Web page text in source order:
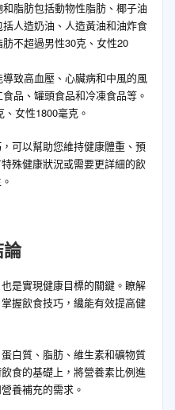
脂肪包括動物性脂肪、椰子油
人造奶油、人造黃油和油炸食
不超過男性30克、女性20
致高血壓、心臟病和中風的風
品、罐頭食品和冷凍食品等。
女性1800毫克。
可以幫助您維持健康體重、預
殊健康狀況或需要更詳細的飲
論
是實現健康目標的關鍵。瞭解
握飲食技巧，纔能有效提高健
白質、脂肪、維生素和礦物質
食的基礎上，將營養素比例進
養補充的需求。